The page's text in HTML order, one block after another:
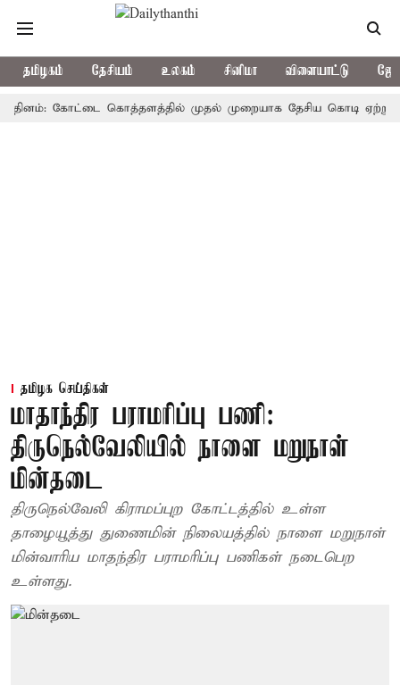
தமிழகம் தேசியம் உலகம் சினிமா விளையாட்டு
கோட்டை கொத்தளத்தில் முதல் முறையாக தேசிய கொடி ஏற்றுகிறார்,
தமிழக செய்திகள்
மாதாந்திர பராமரிப்பு பணி:
திருநெல்வேலியில் நாளை மறுநாள்
மின்தடை
திருநெல்வேலி கிராமப்புற கோட்டத்தில் உள்ள
தாழையூத்து துணைமின் நிலையத்தில் நாளை மறுநாள்
மின்வாரிய மாதந்திர பராமரிப்பு பணிகள் நடைபெற
உள்ளது.